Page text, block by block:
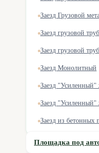
Заезд Грузовой
Заезд грузовой
Заезд грузовой
Заезд Монолитный
Заезд "Усиленный"
Заезд "Усиленный"
Заезд из бетонных
Площадка под